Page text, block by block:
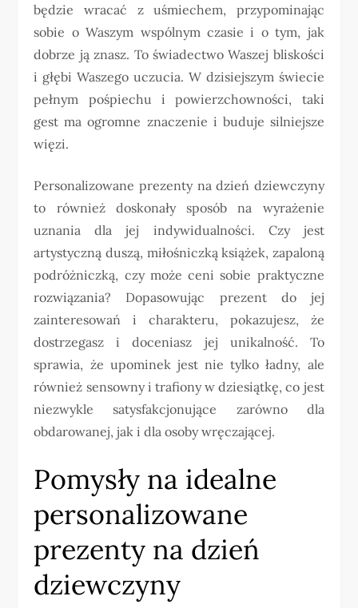
będzie wracać z uśmiechem, przypominając
sobie o Waszym wspólnym czasie i o tym, jak
dobrze ją znasz. To świadectwo Waszej bliskości
i głębi Waszego uczucia. W dzisiejszym świecie
pełnym pośpiechu i powierzchowności, taki
gest ma ogromne znaczenie i buduje silniejsze
więzi.
Personalizowane prezenty na dzień dziewczyny
to również doskonały sposób na wyrażenie
uznania dla jej indywidualności. Czy jest
artystyczną duszą, miłośniczką książek, zapaloną
podróżniczką, czy może ceni sobie praktyczne
rozwiązania? Dopasowując prezent do jej
zainteresowań i charakteru, pokazujesz, że
dostrzegasz i doceniasz jej unikalność. To
sprawia, że upominek jest nie tylko ładny, ale
również sensowny i trafiony w dziesiątkę, co jest
niezwykle satysfakcjonujące zarówno dla
obdarowanej, jak i dla osoby wręczającej.
Pomysły na idealne
personalizowane
prezenty na dzień
dziewczyny